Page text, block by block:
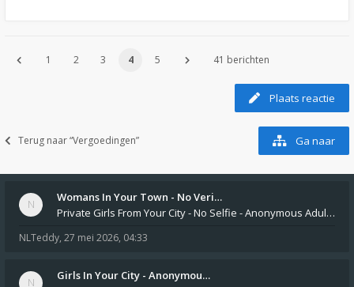
1 2 3 4 5 41 berichten
Plaats reactie
Terug naar “Vergoedingen” Ga naar
Womans In Your Town - No Veri…
Private Girls From Your City - No Selfie - Anonymous Adult Dating https://privatedates.live Private Girls In Your
NLTeddy, 27 mei 2026, 04:33
Girls In Your City - Anonymou…